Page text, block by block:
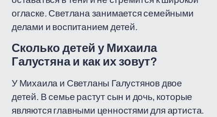
огласке. Светлана занимается семейными
делами и воспитанием детей.
Сколько детей у Михаила
Галустяна и как их зовут?
У Михаила и Светланы Галустянов двое
детей. В семье растут сын и дочь, которые
являются главными ценностями для артиста.